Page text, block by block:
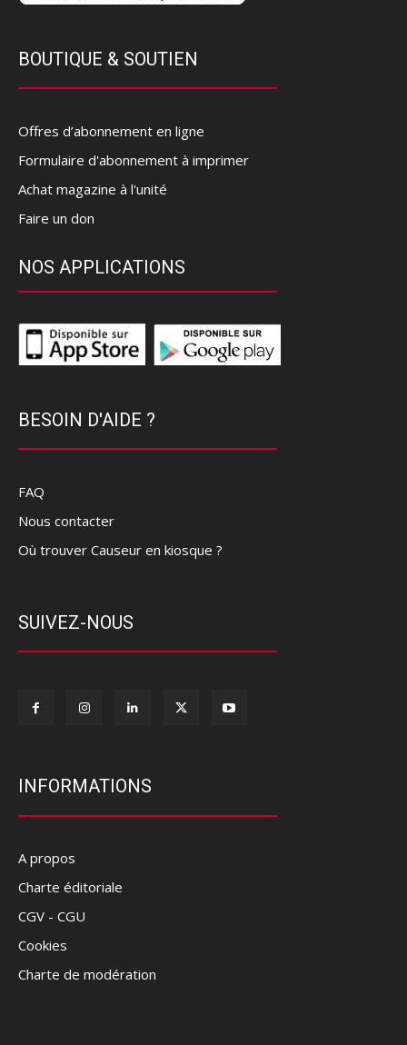
BOUTIQUE & SOUTIEN
Offres d’abonnement en ligne
Formulaire d'abonnement à imprimer
Achat magazine à l'unité
Faire un don
NOS APPLICATIONS
BESOIN D'AIDE ?
FAQ
Nous contacter
Où trouver Causeur en kiosque ?
SUIVEZ-NOUS
INFORMATIONS
A propos
Charte éditoriale
CGV - CGU
Cookies
Charte de modération